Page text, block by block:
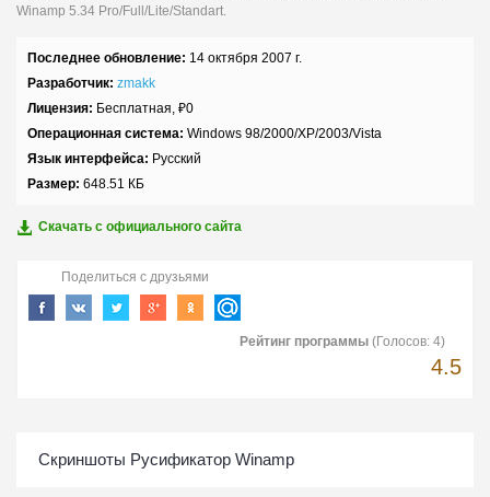
Winamp 5.34 Pro/Full/Lite/Standart.
Последнее обновление: 14 октября 2007 г.
Разработчик: zmakk
Лицензия: Бесплатная, ₽0
Операционная система: Windows 98/2000/XP/2003/Vista
Язык интерфейса: Русский
Размер: 648.51 КБ
Скачать с официального сайта
Поделиться с друзьями
Рейтинг программы (Голосов: 4)
4.5
Скриншоты Русификатор Winamp